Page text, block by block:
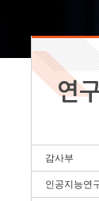
연
감사부
인공지능연